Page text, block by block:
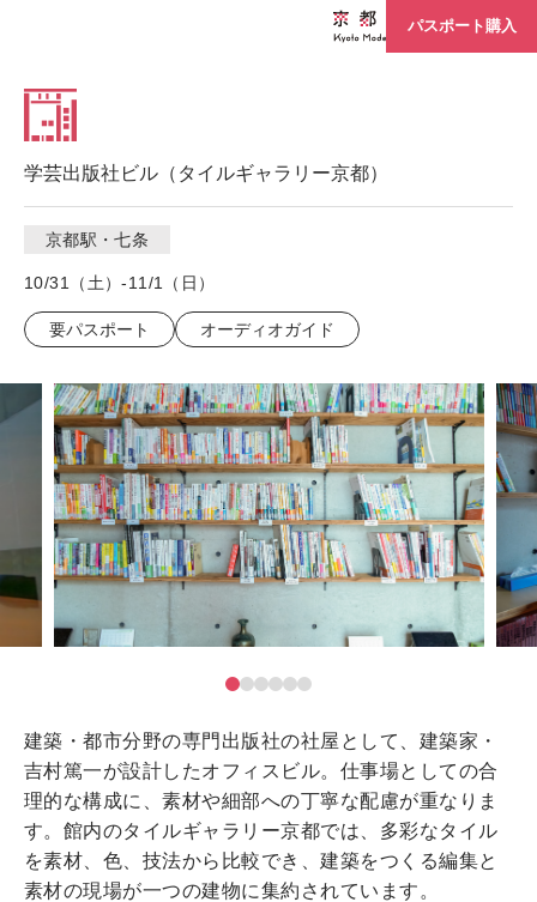
パスポート購入
学芸出版社ビル（タイルギャラリー京都）
京都駅・七条
10/31（土）-11/1（日）
要パスポート オーディオガイド
建築・都市分野の専門出版社の社屋として、建築家・
吉村篤一が設計したオフィスビル。仕事場としての合
理的な構成に、素材や細部への丁寧な配慮が重なりま
す。館内のタイルギャラリー京都では、多彩なタイル
を素材、色、技法から比較でき、建築をつくる編集と
素材の現場が一つの建物に集約されています。